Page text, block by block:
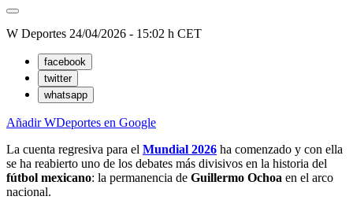
W Deportes 24/04/2026 - 15:02 h CET
facebook
twitter
whatsapp
Añadir WDeportes en Google
La cuenta regresiva para el Mundial 2026 ha comenzado y con ella
se ha reabierto uno de los debates más divisivos en la historia del
fútbol mexicano: la permanencia de Guillermo Ochoa en el arco
nacional.